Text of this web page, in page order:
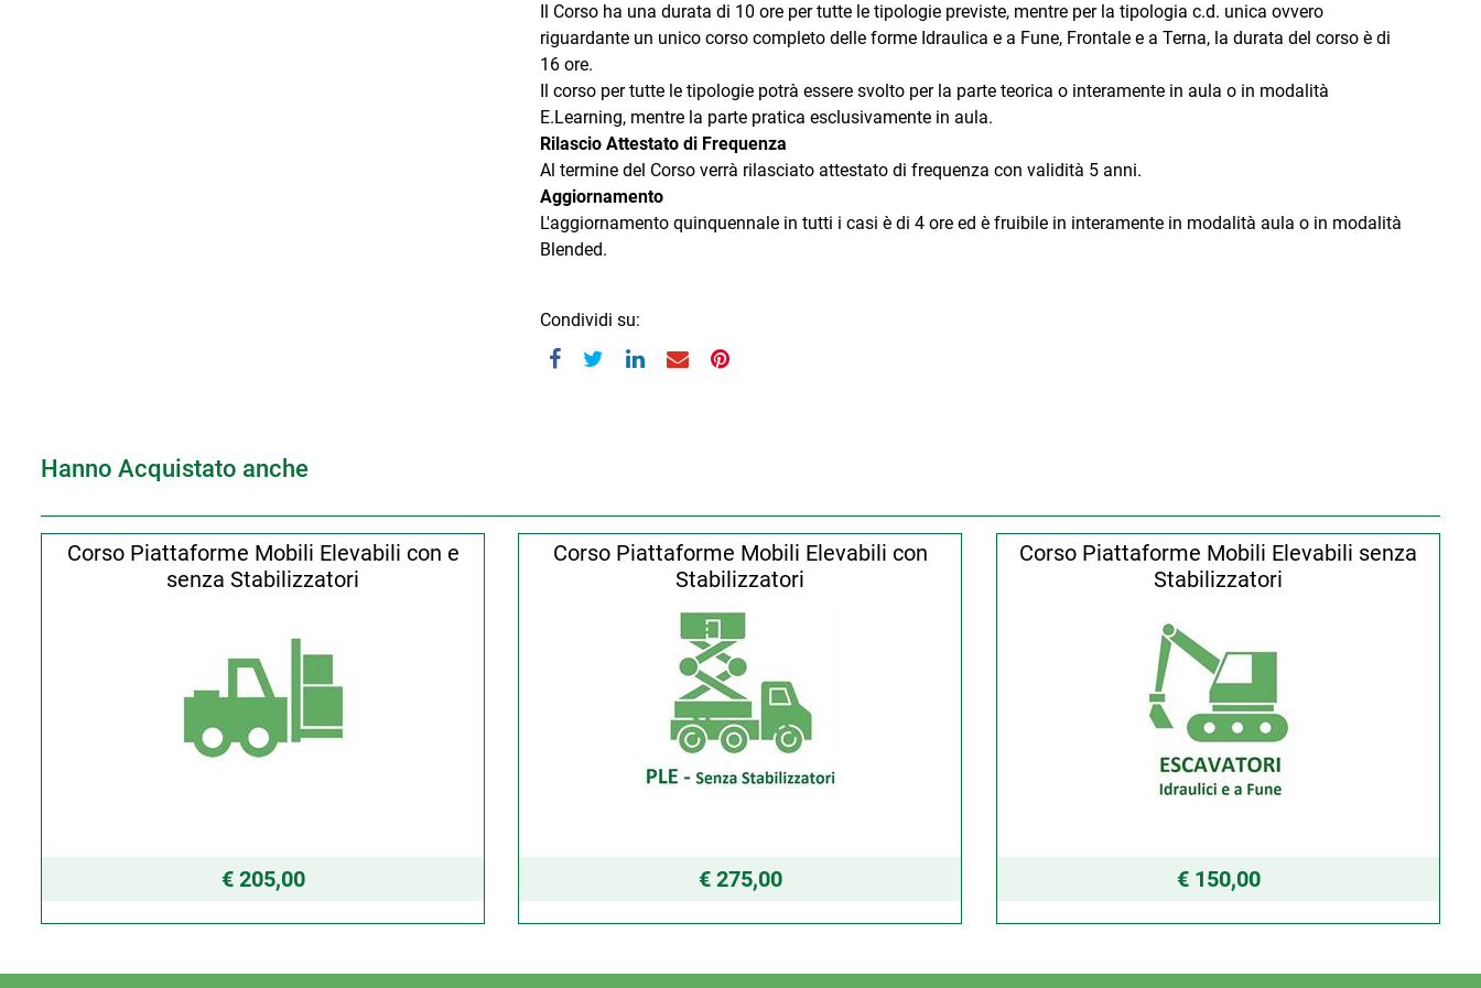
Il Corso ha una durata di 10 ore per tutte le tipologie previste, mentre per la tipologia c.d. unica ovvero
riguardante un unico corso completo delle forme Idraulica e a Fune, Frontale e a Terna, la durata del corso è di
16 ore.
Il corso per tutte le tipologie potrà essere svolto per la parte teorica o interamente in aula o in modalità
E.Learning, mentre la parte pratica esclusivamente in aula.
Rilascio Attestato di Frequenza
Al termine del Corso verrà rilasciato attestato di frequenza con validità 5 anni.
Aggiornamento
L'aggiornamento quinquennale in tutti i casi è di 4 ore ed è fruibile in interamente in modalità aula o in modalità
Blended.
Condividi su:
Hanno Acquistato anche
Corso Piattaforme Mobili Elevabili con e
senza Stabilizzatori
€ 205,00
Corso Piattaforme Mobili Elevabili con
Stabilizzatori
€ 275,00
Corso Piattaforme Mobili Elevabili senza
Stabilizzatori
€ 150,00